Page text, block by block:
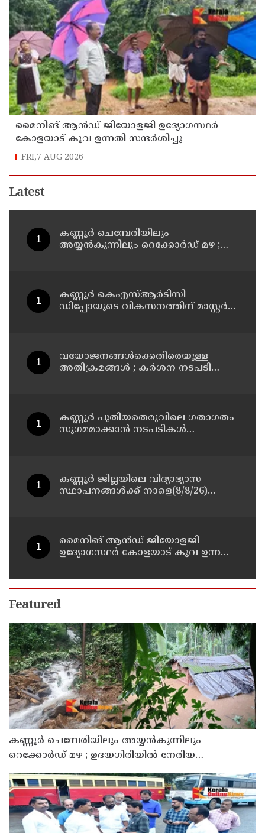
മൈനിങ് ആൻഡ്​ ജിയോളജി ഉദ്യോഗസ്ഥർ
കോളയാട് കൂവ ഉന്നതി സന്ദർശിച്ചു
FRI,7 AUG 2026
Latest
കണ്ണൂർ ചെമ്പേരിയിലും
അയ്യൻകുന്നിലും റെക്കോർഡ് മഴ ;
കണ്ണൂർ കെഎസ്ആർടിസി
ഡിപ്പോയുടെ വികസനത്തിന് മാസ്റ്റർ
വയോജനങ്ങൾക്കെതിരെയുള്ള
അതിക്രമങ്ങൾ ; കർശന നടപടി
കണ്ണൂർ പുതിയതെരുവിലെ ഗതാഗതം
സുഗമമാക്കാന്‍ നടപടികള്‍
കണ്ണൂർ ജില്ലയിലെ വിദ്യാഭ്യാസ
സ്ഥാപനങ്ങള്‍ക്ക് നാളെ(8/8/26)
മൈനിങ് ആൻഡ്​ ജിയോളജി
ഉദ്യോഗസ്ഥർ കോളയാട് കൂവ ഉന്നതി
Featured
കണ്ണൂർ ചെമ്പേരിയിലും അയ്യൻകുന്നിലും
റെക്കോർഡ് മഴ ; ഉദയഗിരിയിൽ നേരിയ
ഉരുൾപൊട്ടൽ; 13 പേരെ ക്യാമ്പിലേക്ക് മാറ്റി